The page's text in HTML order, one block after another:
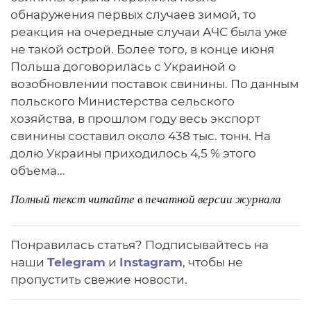
обнаружения первых случаев зимой, то
реакция на очередные случаи АЧС была уже
не такой острой. Более того, в конце июня
Польша договорилась с Украиной о
возобновлении поставок свинины. По данным
польского Министерства сельского
хозяйства, в прошлом году весь экспорт
свинины составил около 438 тыс. тонн. На
долю Украины приходилось 4,5 % этого
объема...
Полный текст читайте в печатной версии журнала
Понравилась статья? Подписывайтесь на
наши Telegram и Instagram, чтобы не
пропустить свежие новости.